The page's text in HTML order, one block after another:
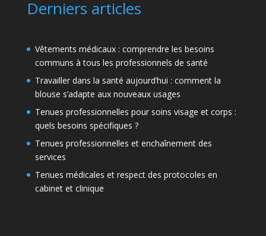
Derniers articles
Vêtements médicaux : comprendre les besoins
communs à tous les professionnels de santé
Travailler dans la santé aujourd’hui : comment la
blouse s’adapte aux nouveaux usages
Tenues professionnelles pour soins visage et corps :
quels besoins spécifiques ?
Tenues professionnelles et enchaînement des
services
Tenues médicales et respect des protocoles en
cabinet et clinique